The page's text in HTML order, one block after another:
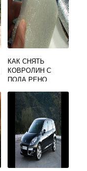
КАК СНЯТЬ
КОВРОЛИН С
ПОЛА РЕНО